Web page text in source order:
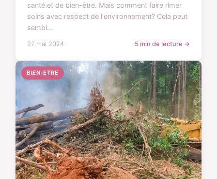
santé et de bien-être. Mais comment faire rimer
soins avec respect de l'environnement? Cela peut
sembl...
27 mai 2024 5 min de lecture →
BIEN-ETRE